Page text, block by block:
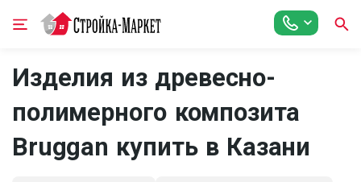
Изделия из древесно-
полимерного композита
Bruggan купить в Казани